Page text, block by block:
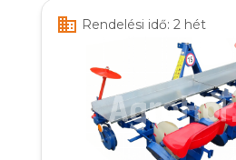
business Rendelési idő: 2 hét